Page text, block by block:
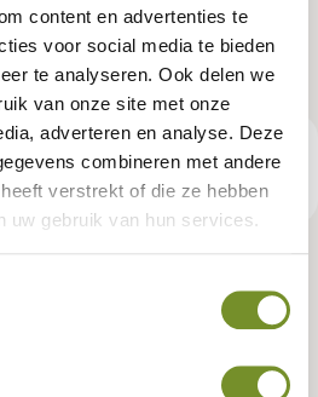
content en advertenties te
voor social media te bieden
te analyseren. Ook delen we
van onze site met onze
adverteren en analyse. Deze
combineren met andere
verstrekt of die ze hebben
uw gebruik van hun services.
Linksdrehend
Verkaufspreis
Tuindeco Händler? Loggen Sie sich ein für Ihre eigenen Preise.